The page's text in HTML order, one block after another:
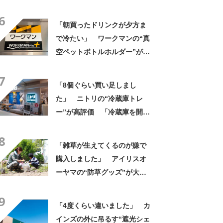
「朝買ったドリンクが夕方ま
で冷たい」 ワークマンの“真
空ペットボトルホルダー”が大
「8個ぐらい買い足しまし
た」 ニトリの“冷蔵庫トレ
ー”が高評価 「冷蔵庫を開け
「雑草が生えてくるのが嫌で
購入しました」 アイリスオ
ーヤマの“防草グッズ”が大人
「4度くらい違いました」 カ
インズの外に吊るす“遮光シェ